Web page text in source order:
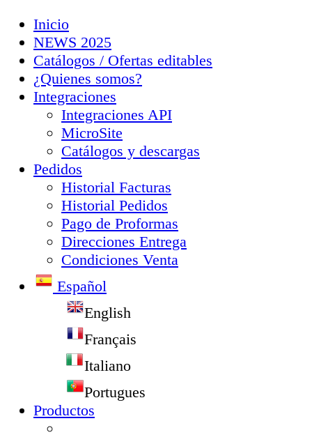
Inicio
NEWS 2025
Catálogos / Ofertas editables
¿Quienes somos?
Integraciones
Integraciones API
MicroSite
Catálogos y descargas
Pedidos
Historial Facturas
Historial Pedidos
Pago de Proformas
Direcciones Entrega
Condiciones Venta
Español
English
Français
Italiano
Portugues
Productos